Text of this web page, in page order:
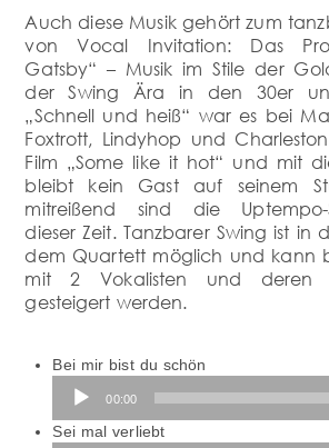
Auch diese Musik gehört zum
von Vocal Invitation: Das
Gatsby“ – Musik im Stile der
der Swing Ära in den 30er
„Schnell und heiß“ war es bei
Foxtrott, Lindyhop und
Film „Some like it hot“ und mit
bleibt kein Gast auf seinem
mitreißend sind die Uptempo-
dieser Zeit. Tanzbarer Swing ist in
dem Quartett möglich und kann
mit 2 Vokalisten und deren
gesteigert werden.
Bei mir bist du schön
00:00
Sei mal verliebtAudio-